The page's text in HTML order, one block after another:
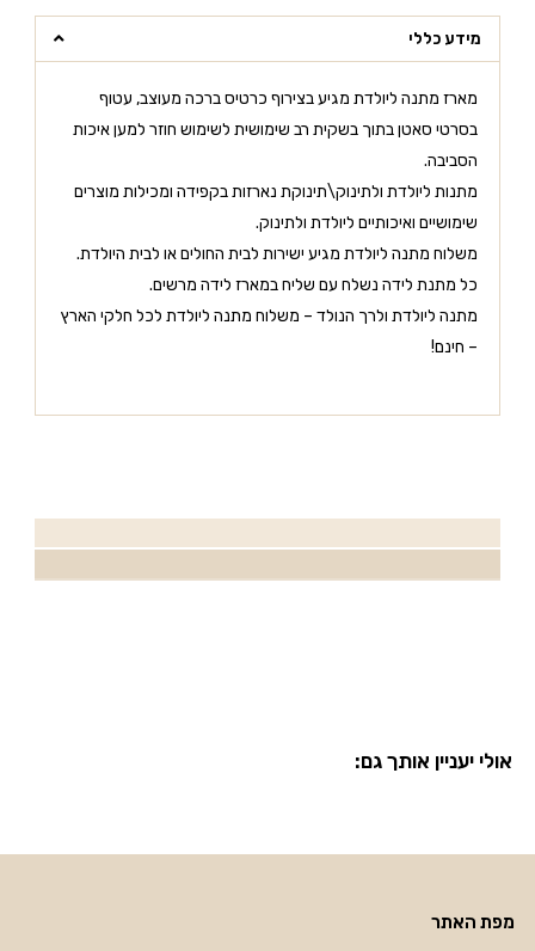
מידע כללי
מארז מתנה ליולדת מגיע בצירוף כרטיס ברכה מעוצב, עטוף
בסרטי סאטן בתוך בשקית רב שימושית לשימוש חוזר למען איכות
הסביבה.
מתנות ליולדת ולתינוק\תינוקת נארזות בקפידה ומכילות מוצרים
שימושיים ואיכותיים ליולדת ולתינוק.
משלוח מתנה ליולדת מגיע ישירות לבית החולים או לבית היולדת.
כל מתנת לידה נשלח עם שליח במארז לידה מרשים.
מתנה ליולדת ולרך הנולד – משלוח מתנה ליולדת לכל חלקי הארץ
– חינם!
אולי יעניין אותך גם:
מפת האתר